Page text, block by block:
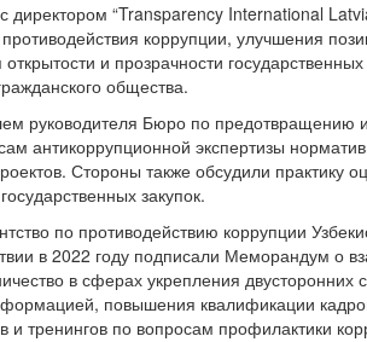
директором “Transparency International
коррупции, улучшения
и прозрачности
общества.
руководителя Бюро по предотвращению
антикоррупционной экспертизы
Стороны также обсудили практику
закупок.
по противодействию коррупции
в 2022 году подписали Меморандум о
в сферах укрепления
повышения квалификации
и тренингов по вопросам профилактики